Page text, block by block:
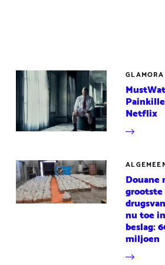
Netflix
Douane
grootste
nu toe in
beslag:
miljoen